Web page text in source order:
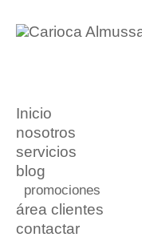
Inicio
nosotros
servicios
blog
promociones
área clientes
contactar